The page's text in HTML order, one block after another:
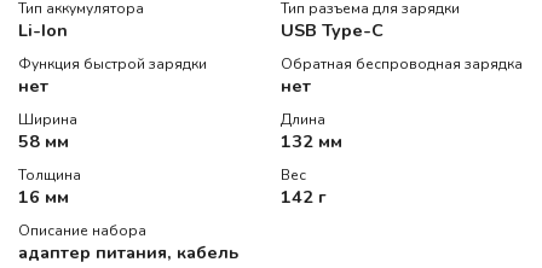
Тип аккумулятора
Li-Ion
Тип разъема для зарядки
USB Type-C
Функция быстрой зарядки
нет
Обратная беспроводная зарядка
нет
Ширина
58 мм
Длина
132 мм
Толщина
16 мм
Вес
142 г
Описание набора
адаптер питания, кабель